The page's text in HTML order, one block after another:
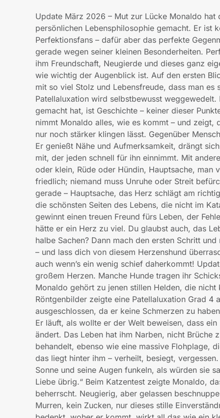
Update März 2026 – Mut zur Lücke Monaldo hat
persönlichen Lebensphilosophie gemacht. Er ist
Perfektionsfans – dafür aber das perfekte
gerade wegen seiner kleinen Besonderheiten.
ihm Freundschaft, Neugierde und dieses ganz
wie wichtig der Augenblick ist. Auf den ersten
mit so viel Stolz und Lebensfreude, dass man
Patellaluxation wird selbstbewusst
gemacht hat, ist Geschichte – keiner dieser
nimmt Monaldo alles, wie es kommt – und
nur noch stärker klingen lässt. Gegenüber
Er genießt Nähe und Aufmerksamkeit, drängt
mit, der jeden schnell für ihn einnimmt. Mit
oder klein, Rüde oder Hündin, Hauptsache, man
friedlich; niemand muss Unruhe oder Streit
gerade – Hauptsache, das Herz schlägt am
die schönsten Seiten des Lebens, die nicht im
gewinnt einen treuen Freund fürs Leben, der
hätte er ein Herz zu viel. Du glaubst auch, das
halbe Sachen? Dann mach den ersten Schritt
– und lass dich von diesem Herzenshund
auch wenn’s ein wenig schief daherkommt!
großem Herzen. Manche Hunde tragen ihr
Monaldo gehört zu jenen stillen Helden, die
Röntgenbilder zeigte eine Patellaluxation Grad 4
ausgeschlossen, da er keine Schmerzen zu
Er läuft, als wollte er der Welt beweisen, dass
ändert. Das Leben hat ihm Narben, nicht Brüche
behandelt, ebenso wie eine massive Flohplage,
das liegt hinter ihm – verheilt, besiegt,
Sonne und seine Augen funkeln, als würden sie
Liebe übrig.“ Beim Katzentest zeigte Monaldo,
beherrscht. Neugierig, aber gelassen
Murren, kein Zucken, nur dieses stille